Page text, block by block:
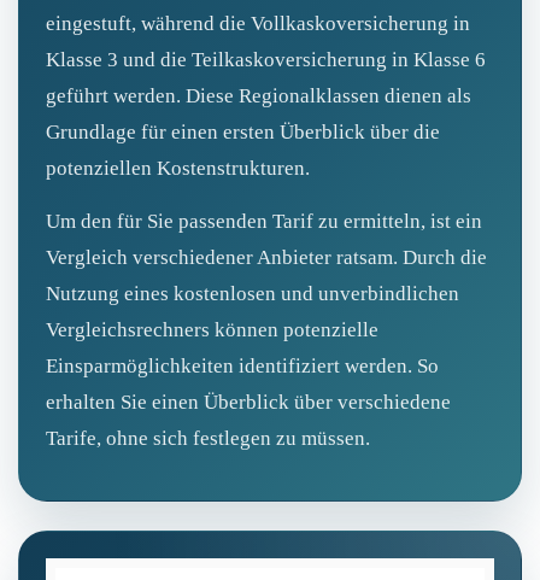
eingestuft, während die Vollkaskoversicherung in
Klasse 3 und die Teilkaskoversicherung in Klasse 6
geführt werden. Diese Regionalklassen dienen als
Grundlage für einen ersten Überblick über die
potenziellen Kostenstrukturen.
Um den für Sie passenden Tarif zu ermitteln, ist ein
Vergleich verschiedener Anbieter ratsam. Durch die
Nutzung eines kostenlosen und unverbindlichen
Vergleichsrechners können potenzielle
Einsparmöglichkeiten identifiziert werden. So
erhalten Sie einen Überblick über verschiedene
Tarife, ohne sich festlegen zu müssen.